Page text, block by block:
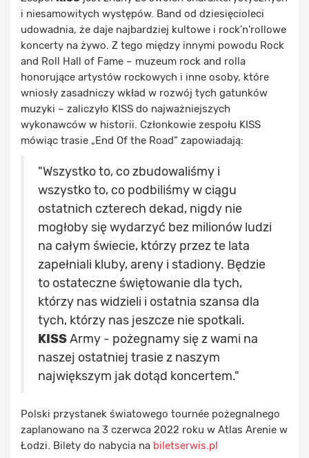
i niesamowitych występów. Band od dziesięcioleci
udowadnia, że daje najbardziej kultowe i rock’n’rollowe
koncerty na żywo. Z tego między innymi powodu Rock
and Roll Hall of Fame – muzeum rock and rolla
honorujące artystów rockowych i inne osoby, które
wniosły zasadniczy wkład w rozwój tych gatunków
muzyki – zaliczyło KISS do najważniejszych
wykonawców w historii. Członkowie zespołu KISS
mówiąc trasie „End Of the Road” zapowiadają:
"Wszystko to, co zbudowaliśmy i
wszystko to, co podbiliśmy w ciągu
ostatnich czterech dekad, nigdy nie
mogłoby się wydarzyć bez milionów ludzi
na całym świecie, którzy przez te lata
zapełniali kluby, areny i stadiony. Będzie
to ostateczne świętowanie dla tych,
którzy nas widzieli i ostatnia szansa dla
tych, którzy nas jeszcze nie spotkali.
KISS Army - pożegnamy się z wami na
naszej ostatniej trasie z naszym
największym jak dotąd koncertem."
Polski przystanek światowego tournée pożegnalnego
zaplanowano na 3 czerwca 2022 roku w Atlas Arenie w
Łodzi. Bilety do nabycia na biletserwis.pl